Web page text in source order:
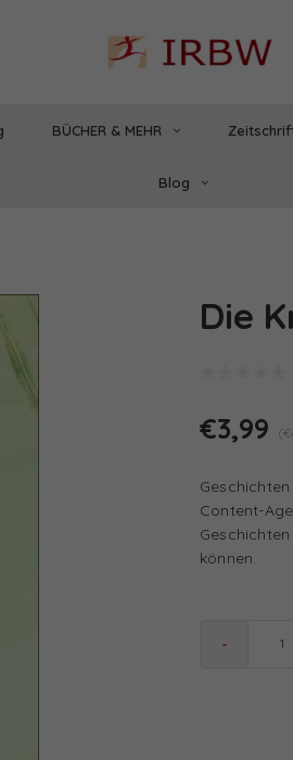
BÜCHER & MEHR
Blog
Die
€3,99
Content-
können.
-